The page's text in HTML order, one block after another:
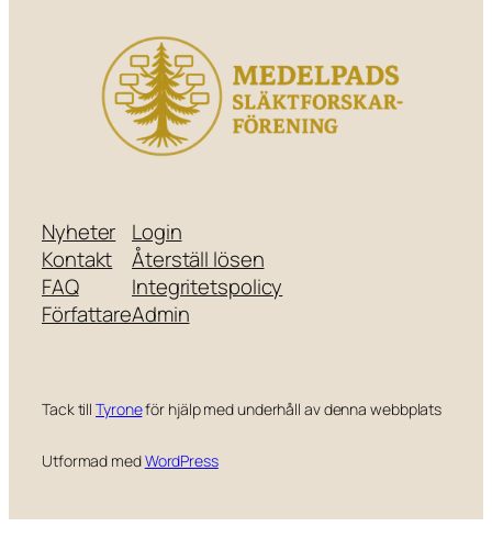
Nyheter
Kontakt
FAQ
Författare
Login
Återställ lösen
Integritetspolicy
Admin
Tack tillTyroneför hjälp med underhåll av denna webbplats
Utformad medWordPress